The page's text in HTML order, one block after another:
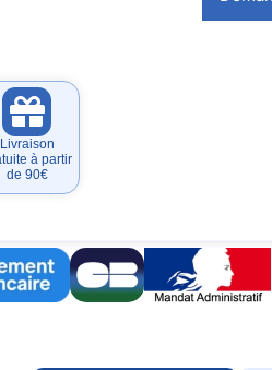
Livraison
à partir
de 90€